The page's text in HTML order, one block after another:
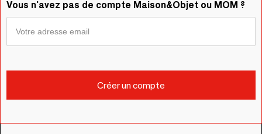
Vous n'avez pas de compte Maison&Objet ou MOM ?